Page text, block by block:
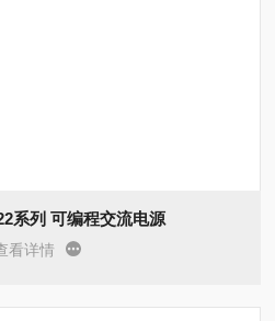
系列 可编程交流电源
看详情